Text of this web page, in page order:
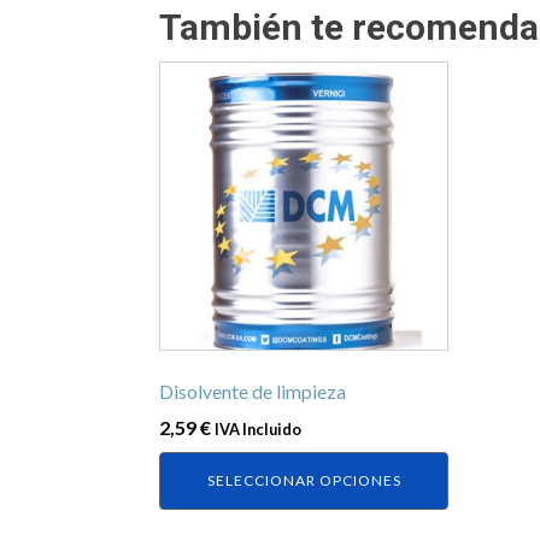
También te
Disolvente de limpieza
2,59€ IVA Incluido
SELECCIONAR OPCIONES
producto
variantes.
opciones
pueden
elegir
la
página